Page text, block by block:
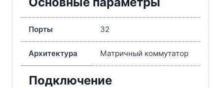
Порты 32
Архитектура Матричный коммутатор
Подключение